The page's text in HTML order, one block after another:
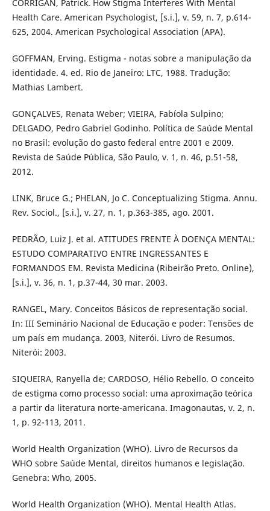
CORRIGAN, Patrick. How Stigma Interferes With Mental
Health Care. American Psychologist, [s.i.], v. 59, n. 7, p.614-
625, 2004. American Psychological Association (APA).
GOFFMAN, Erving. Estigma - notas sobre a manipulação da
identidade. 4. ed. Rio de Janeiro: LTC, 1988. Tradução:
Mathias Lambert.
GONÇALVES, Renata Weber; VIEIRA, Fabíola Sulpino;
DELGADO, Pedro Gabriel Godinho. Política de Saúde Mental
no Brasil: evolução do gasto federal entre 2001 e 2009.
Revista de Saúde Pública, São Paulo, v. 1, n. 46, p.51-58,
2012.
LINK, Bruce G.; PHELAN, Jo C. Conceptualizing Stigma. Annu.
Rev. Sociol., [s.i.], v. 27, n. 1, p.363-385, ago. 2001.
PEDRÃO, Luiz J. et al. ATITUDES FRENTE À DOENÇA MENTAL:
ESTUDO COMPARATIVO ENTRE INGRESSANTES E
FORMANDOS EM. Revista Medicina (Ribeirão Preto. Online),
[s.i.], v. 36, n. 1, p.37-44, 30 mar. 2003.
RANGEL, Mary. Conceitos Básicos de representação social.
In: III Seminário Nacional de Educação e poder: Tensões de
um país em mudança. 2003, Niterói. Livro de Resumos.
Niterói: 2003.
SIQUEIRA, Ranyella de; CARDOSO, Hélio Rebello. O conceito
de estigma como processo social: uma aproximação teórica
a partir da literatura norte-americana. Imagonautas, v. 2, n.
1, p. 92-113, 2011.
World Health Organization (WHO). Livro de Recursos da
WHO sobre Saúde Mental, direitos humanos e legislação.
Genebra: Who, 2005.
World Health Organization (WHO). Mental Health Atlas.